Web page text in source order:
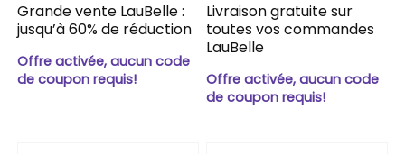
Grande vente LauBelle :
jusqu’à 60% de réduction
Offre activée, aucun code
de coupon requis!
Livraison gratuite sur
toutes vos commandes
LauBelle
Offre activée, aucun code
de coupon requis!